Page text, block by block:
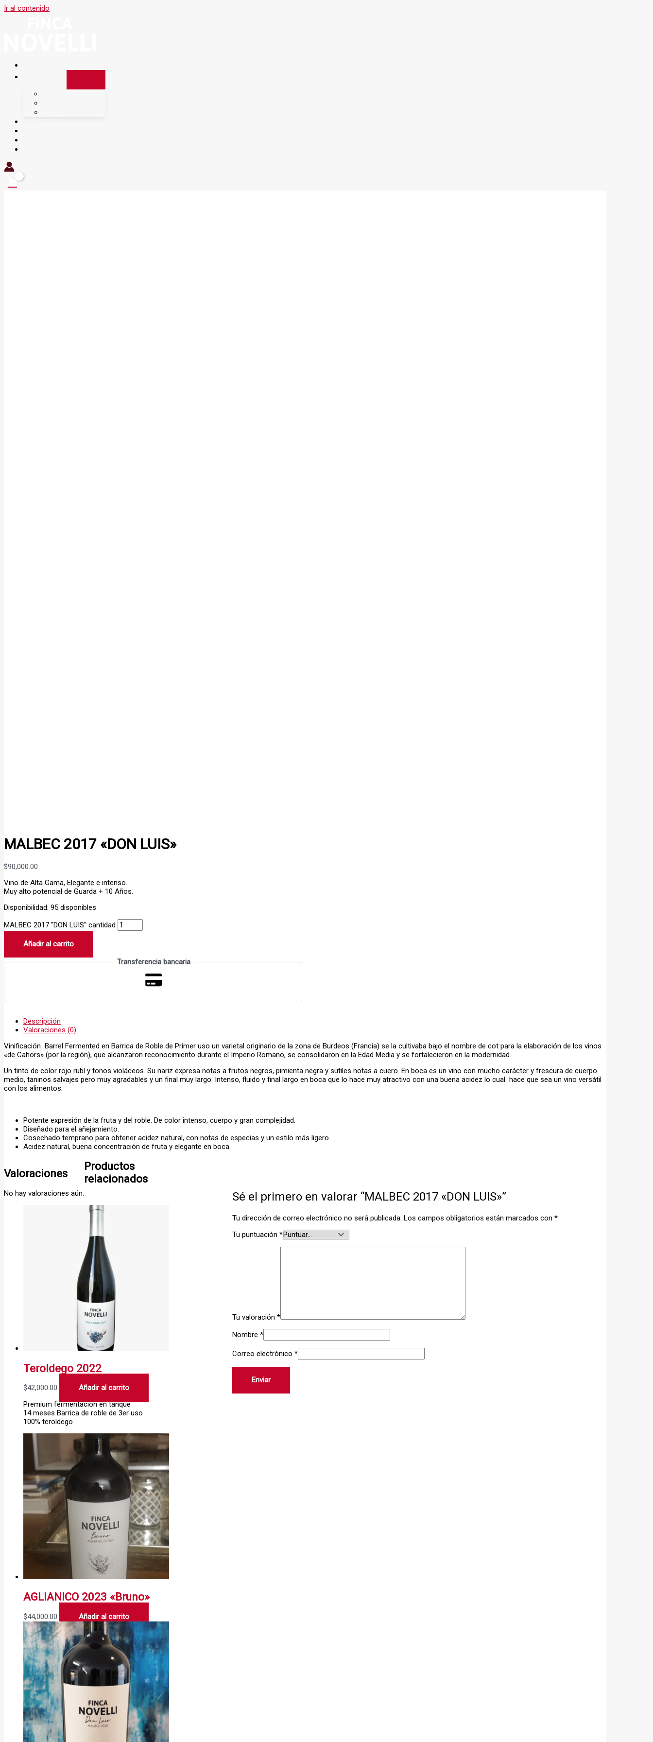
Ir al contenido
MALBEC 2017 «DON LUIS»
$90,000.00
Vino de Alta Gama, Elegante e intenso.
Muy alto potencial de Guarda + 10 Años.
Disponibilidad: 95 disponibles
MALBEC 2017 "DON LUIS" cantidad
Añadir al carrito
Transferencia bancaria
Descripción
Valoraciones (0)
Vinificación Barrel Fermented en Barrica de Roble de Primer uso un varietal originario de la zona de Burdeos (Francia) se la cultivaba bajo el nombre de cot para la elaboración de los vinos
«de Cahors» (por la región), que alcanzaron reconocimiento durante el Imperio Romano, se consolidaron en la Edad Media y se fortalecieron en la modernidad.
Un tinto de color rojo rubí y tonos violáceos. Su nariz expresa notas a frutos negros, pimienta negra y sutiles notas a cuero. En boca es un vino con mucho carácter y frescura de cuerpo
medio, taninos salvajes pero muy agradables y un final muy largo. Intenso, fluido y final largo en boca que lo hace muy atractivo con una buena acidez lo cual hace que sea un vino versátil
con los alimentos.
Potente expresión de la fruta y del roble. De color intenso, cuerpo y gran complejidad.
Diseñado para el añejamiento.
Cosechado temprano para obtener acidez natural, con notas de especias y un estilo más ligero.
Acidez natural, buena concentración de fruta y elegante en boca.
Valoraciones
No hay valoraciones aún. Sé el primero en valorar “MALBEC 2017 «DON LUIS»”
Tu dirección de correo electrónico no será publicada. Los campos obligatorios están marcados con *
Tu puntuación *
Tu valoración *
Nombre *
Correo electrónico *
Productos
relacionados
Teroldego 2022
$42,000.00
Añadir al carrito
Premium fermentacion en tanque
14 meses Barrica de roble de 3er uso
100% teroldego
AGLIANICO 2023 «Bruno»
$44,000.00 Añadir al carrito